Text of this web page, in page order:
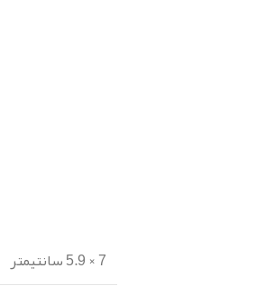
7 × 5.9 سانتیمتر